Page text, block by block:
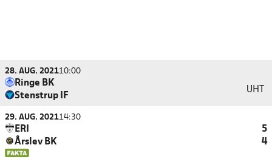
28. AUG. 202110:00
Ringe BK
Stenstrup IF
UHT
29. AUG. 202114:30
ERI
5
Årslev BK
4